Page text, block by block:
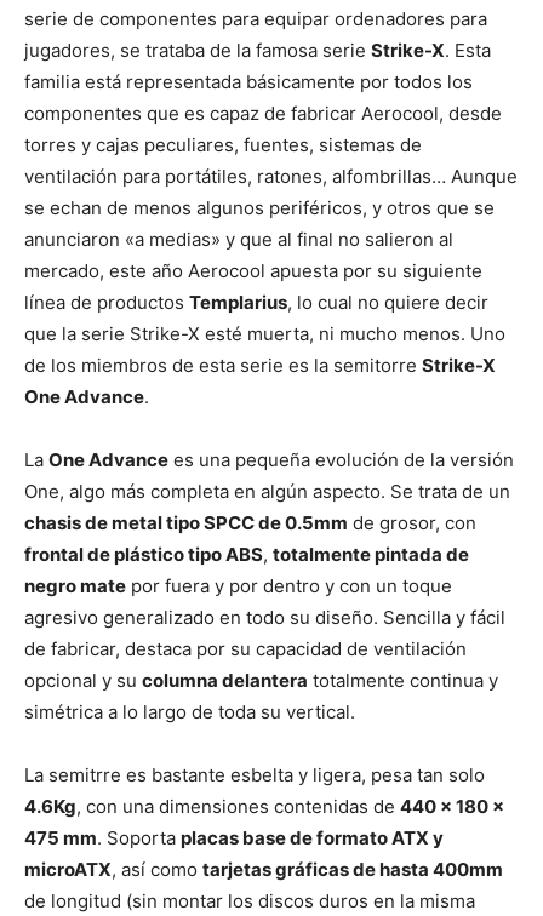
serie de componentes para equipar ordenadores para
jugadores, se trataba de la famosa serie Strike-X. Esta
familia está representada básicamente por todos los
componentes que es capaz de fabricar Aerocool, desde
torres y cajas peculiares, fuentes, sistemas de
ventilación para portátiles, ratones, alfombrillas… Aunque
se echan de menos algunos periféricos, y otros que se
anunciaron «a medias» y que al final no salieron al
mercado, este año Aerocool apuesta por su siguiente
línea de productos Templarius, lo cual no quiere decir
que la serie Strike-X esté muerta, ni mucho menos. Uno
de los miembros de esta serie es la semitorre Strike-X
One Advance.
La One Advance es una pequeña evolución de la versión
One, algo más completa en algún aspecto. Se trata de un
chasis de metal tipo SPCC de 0.5mm de grosor, con
frontal de plástico tipo ABS, totalmente pintada de
negro mate por fuera y por dentro y con un toque
agresivo generalizado en todo su diseño. Sencilla y fácil
de fabricar, destaca por su capacidad de ventilación
opcional y su columna delantera totalmente continua y
simétrica a lo largo de toda su vertical.
La semitrre es bastante esbelta y ligera, pesa tan solo
4.6Kg, con una dimensiones contenidas de 440 x 180 x
475 mm. Soporta placas base de formato ATX y
microATX, así como tarjetas gráficas de hasta 400mm
de longitud (sin montar los discos duros en la misma